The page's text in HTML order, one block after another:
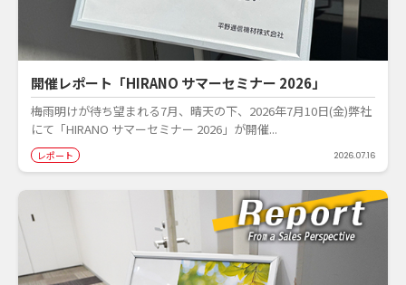
開催レポート「HIRANO サマーセミナー 2026」
梅雨明けが待ち望まれる7月、晴天の下、2026年7月10日(金)弊社
にて「HIRANO サマーセミナー 2026」が開催...
レポート 2026.07.16